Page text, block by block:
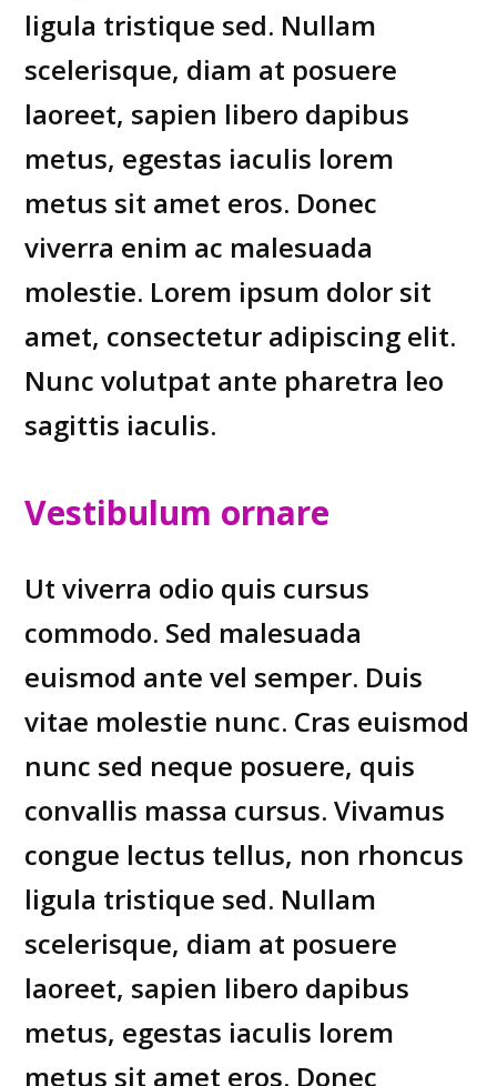
ligula tristique sed. Nullam
scelerisque, diam at posuere
laoreet, sapien libero dapibus
metus, egestas iaculis lorem
metus sit amet eros. Donec
viverra enim ac malesuada
molestie. Lorem ipsum dolor sit
amet, consectetur adipiscing elit.
Nunc volutpat ante pharetra leo
sagittis iaculis.
Vestibulum ornare
Ut viverra odio quis cursus
commodo. Sed malesuada
euismod ante vel semper. Duis
vitae molestie nunc. Cras euismod
nunc sed neque posuere, quis
convallis massa cursus. Vivamus
congue lectus tellus, non rhoncus
ligula tristique sed. Nullam
scelerisque, diam at posuere
laoreet, sapien libero dapibus
metus, egestas iaculis lorem
metus sit amet eros. Donec